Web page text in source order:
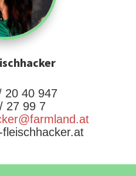
20 40 947
27 99 7